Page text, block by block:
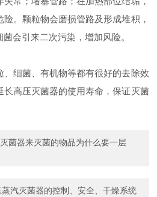
。颗粒物会磨损管路及形成堆积，
会引来二次污染，增加风险。
细菌、有机物等都有很好的去除效
长高压灭菌器的使用寿命，保证灭菌
菌器来灭菌的物品为什么要一层
汽灭菌器的控制、安全、干燥系统